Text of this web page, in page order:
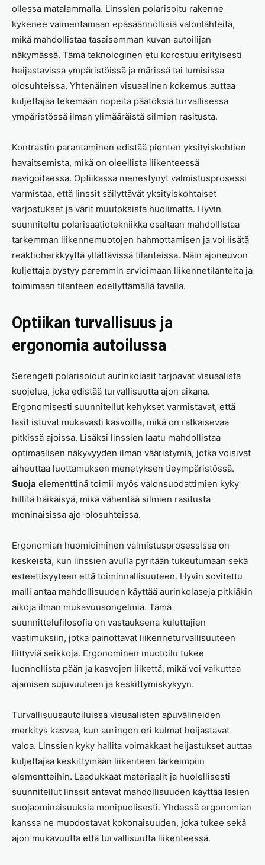
ollessa matalammalla. Linssien polarisoitu rakenne
kykenee vaimentamaan epäsäännöllisiä valonlähteitä,
mikä mahdollistaa tasaisemman kuvan autoilijan
näkymässä. Tämä teknologinen etu korostuu erityisesti
heijastavissa ympäristöissä ja märissä tai lumisissa
olosuhteissa. Yhtenäinen visuaalinen kokemus auttaa
kuljettajaa tekemään nopeita päätöksiä turvallisessa
ympäristössä ilman ylimääräistä silmien rasitusta.
Kontrastin parantaminen edistää pienten yksityiskohtien
havaitsemista, mikä on oleellista liikenteessä
navigoitaessa. Optiikassa menestynyt valmistusprosessi
varmistaa, että linssit säilyttävät yksityiskohtaiset
varjostukset ja värit muutoksista huolimatta. Hyvin
suunniteltu polarisaatiotekniikka osaltaan mahdollistaa
tarkemman liikennemuotojen hahmottamisen ja voi lisätä
reaktioherkkyyttä yllättävissä tilanteissa. Näin ajoneuvon
kuljettaja pystyy paremmin arvioimaan liikennetilanteita ja
toimimaan tilanteen edellyttämällä tavalla.
Optiikan turvallisuus ja
ergonomia autoilussa
Serengeti polarisoidut aurinkolasit tarjoavat visuaalista
suojelua, joka edistää turvallisuutta ajon aikana.
Ergonomisesti suunnitellut kehykset varmistavat, että
lasit istuvat mukavasti kasvoilla, mikä on ratkaisevaa
pitkissä ajoissa. Lisäksi linssien laatu mahdollistaa
optimaalisen näkyvyyden ilman vääristymiä, jotka voisivat
aiheuttaa luottamuksen menetyksen tieympäristössä.
Suoja elementtinä toimii myös valonsuodattimien kyky
hillitä häikäisyä, mikä vähentää silmien rasitusta
moninaisissa ajo-olosuhteissa.
Ergonomian huomioiminen valmistusprosessissa on
keskeistä, kun linssien avulla pyritään tukeutumaan sekä
esteettisyyteen että toiminnallisuuteen. Hyvin sovitettu
malli antaa mahdollisuuden käyttää aurinkolaseja pitkiäkin
aikoja ilman mukavuusongelmia. Tämä
suunnittelufilosofia on vastauksena kuluttajien
vaatimuksiin, jotka painottavat liikenneturvallisuuteen
liittyviä seikkoja. Ergonominen muotoilu tukee
luonnollista pään ja kasvojen liikettä, mikä voi vaikuttaa
ajamisen sujuvuuteen ja keskittymiskykyyn.
Turvallisuusautoiluissa visuaalisten apuvälineiden
merkitys kasvaa, kun auringon eri kulmat heijastavat
valoa. Linssien kyky hallita voimakkaat heijastukset auttaa
kuljettajaa keskittymään liikenteen tärkeimpiin
elementteihin. Laadukkaat materiaalit ja huolellisesti
suunnitellut linssit antavat mahdollisuuden käyttää lasien
suojaominaisuuksia monipuolisesti. Yhdessä ergonomian
kanssa ne muodostavat kokonaisuuden, joka tukee sekä
ajon mukavuutta että turvallisuutta liikenteessä.